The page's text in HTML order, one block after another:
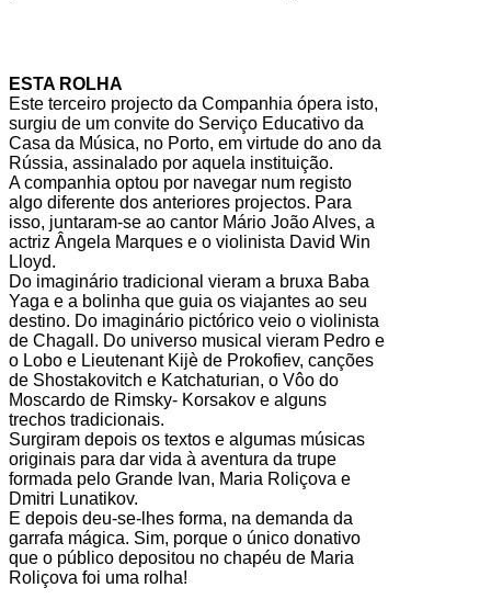
ESTA ROLHA
Este terceiro projecto da Companhia ópera isto,
surgiu de um convite do Serviço Educativo da
Casa da Música, no Porto, em virtude do ano da
Rússia, assinalado por aquela instituição.
A companhia optou por navegar num registo
algo diferente dos anteriores projectos. Para
isso, juntaram-se ao cantor Mário João Alves, a
actriz Ângela Marques e o violinista David Win
Lloyd.
Do imaginário tradicional vieram a bruxa Baba
Yaga e a bolinha que guia os viajantes ao seu
destino. Do imaginário pictórico veio o violinista
de Chagall. Do universo musical vieram Pedro e
o Lobo e Lieutenant Kijè de Prokofiev, canções
de Shostakovitch e Katchaturian, o Vôo do
Moscardo de Rimsky- Korsakov e alguns
trechos tradicionais.
Surgiram depois os textos e algumas músicas
originais para dar vida à aventura da trupe
formada pelo Grande Ivan, Maria Roliçova e
Dmitri Lunatikov.
E depois deu-se-lhes forma, na demanda da
garrafa mágica. Sim, porque o único donativo
que o público depositou no chapéu de Maria
Roliçova foi uma rolha!